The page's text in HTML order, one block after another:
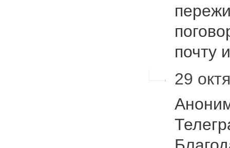
почту
29